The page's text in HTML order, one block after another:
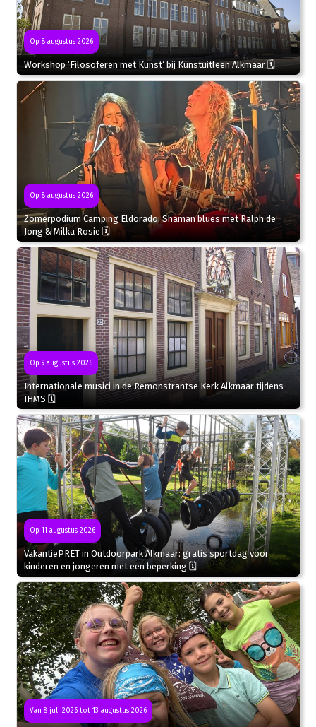
Op 8 augustus 2026
Workshop ‘Filosoferen met Kunst’ bij Kunstuitleen Alkmaar 🗓
Op 8 augustus 2026
Zomerpodium Camping Eldorado: Shaman blues met Ralph de
Jong & Milka Rosie 🗓
Op 9 augustus 2026
Internationale musici in de Remonstrantse Kerk Alkmaar tijdens
IHMS 🗓
Op 11 augustus 2026
VakantiePRET in Outdoorpark Alkmaar: gratis sportdag voor
kinderen en jongeren met een beperking 🗓
Van 8 juli 2026 tot 13 augustus 2026